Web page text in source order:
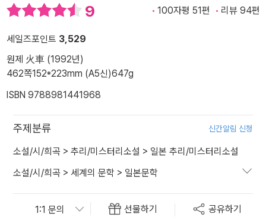
9 100자평 51편 리뷰 94편
세일즈포인트 3,529
원제 火車 (1992년)
462쪽152*223mm (A5신)647g
ISBN 9788981441968
주제분류 신간알림 신청
소설/시/희곡 > 추리/미스터리소설 > 일본 추리/미스터리소설
소설/시/희곡 > 세계의 문학 > 일본문학
선물하기 공유하기